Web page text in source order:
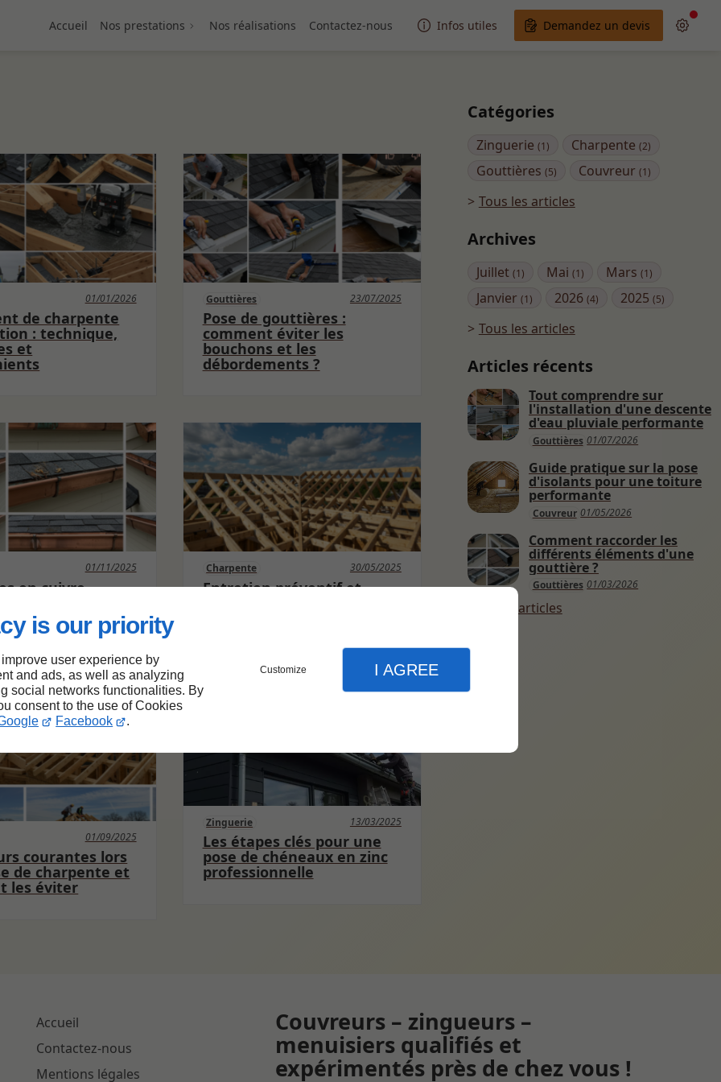
is our priority
user experience by
and ads, as well as analyzing
social networks functionalities. By
consent to the use of Cookies
Facebook .
Customize I AGREE
Accueil Nos prestations Nos réalisations Contactez-nous Infos utiles Demandez un devis
Catégories
Zinguerie (1) Charpente(2)
Gouttières (5) Couvreur(1)
Tous les articles
Archives
Juillet (1) Mai(1) Mars(1)
Janvier (1) 2026(4) 2025(5)
Tous les articles
Articles récents
Gouttières 01/07/2026
Tout comprendre sur
l'installation d'une descente
d'eau pluviale performante
Couvreur 01/05/2026
Guide pratique sur la pose
d'isolants pour une toiture
performante
Gouttières 01/03/2026
Comment raccorder les
différents éléments d'une
gouttière ?
Plus d'articles
01/01/2026
de charpente
: technique,
et
01/11/2025
en cuivre
pas à
01/09/2025
courantes lors
de charpente et
les éviter
Gouttières 23/07/2025
Pose de gouttières :
comment éviter les
bouchons et les
débordements ?
Charpente 30/05/2025
Entretien préventif et
Zinguerie 13/03/2025
Les étapes clés pour une
pose de chéneaux en zinc
professionnelle
Accueil
Contactez-nous
Mentions légales
Couvreurs – zingueurs –
menuisiers qualifiés et
expérimentés près de chez vous !